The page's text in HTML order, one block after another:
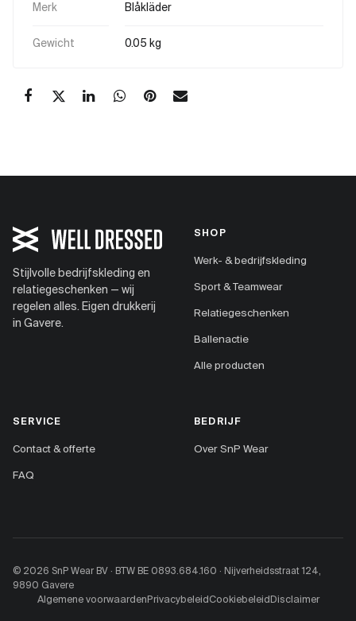
Merk Blåkläder
Gewicht 0.05 kg
Stijlvolle bedrijfskleding en
relatiegeschenken — wij
regelen alles. Eigen drukkerij
in Gavere.
SHOP
Werk- & bedrijfskleding
Sport & Teamwear
Relatiegeschenken
Ballenactie
Alle producten
SERVICE
Contact & offerte
FAQ
BEDRIJF
Over SnP Wear
© 2026 SnP Wear BV · BTW BE 0893.684.160 · Nijverheidsstraat 124,
9890 Gavere
Algemene voorwaardenPrivacybeleidCookiebeleidDisclaimer